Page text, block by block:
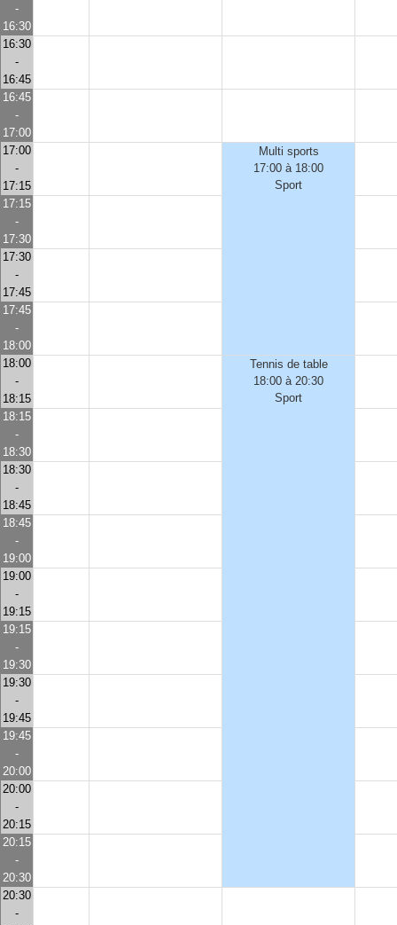
-
16:30
16:30
-
16:45
16:45
-
17:00
17:00
-
17:15
Multi sports
17:00 à 18:00
Sport
17:15
-
17:30
17:30
-
17:45
17:45
-
18:00
18:00
-
18:15
Tennis de table
18:00 à 20:30
Sport
18:15
-
18:30
18:30
-
18:45
18:45
-
19:00
19:00
-
19:15
19:15
-
19:30
19:30
-
19:45
19:45
-
20:00
20:00
-
20:15
20:15
-
20:30
20:30
-